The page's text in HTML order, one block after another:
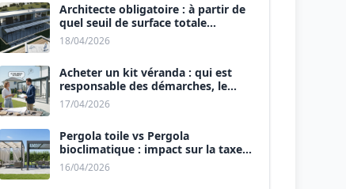
Architecte obligatoire : à partir de
quel seuil de surface totale
(Maison + Véranda) ?
18/04/2026
Acheter un kit véranda : qui est
responsable des démarches, le
vendeur ou vous ?
17/04/2026
Pergola toile vs Pergola
bioclimatique : impact sur la taxe
d’aménagement.
16/04/2026